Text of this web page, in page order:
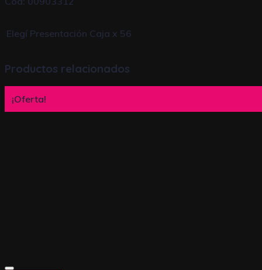
Elegí Presentación Caja x 56
Productos relacionados
¡Oferta!